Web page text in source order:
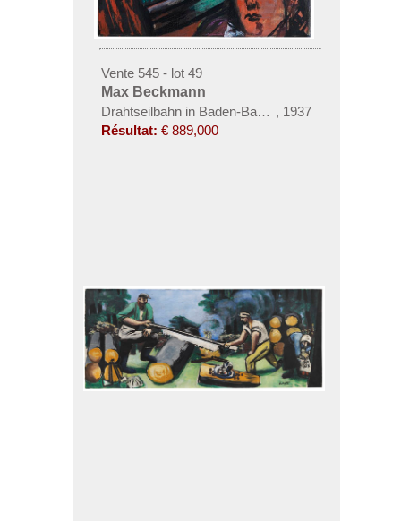
Vente 545 - lot 49
Max Beckmann
Drahtseilbahn in Baden-Baden (Bergbahn in
, 1937
Résultat: € 889,000